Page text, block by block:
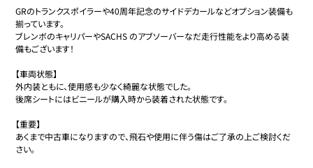
GRのトランクスポイラーや40周年記念のサイドデカールなどオプション装備も
揃っています。
ブレンボのキャリパーやSACHS のアブソーバーなだ走行性能をより高める装
備もございます！
【車両状態】
外内装ともに、使用感も少なく綺麗な状態でした。
後席シートにはビニールが購入時から装着された状態です。
【重要】
あくまで中古車になりますので、飛石や使用に伴う傷はご了承の上ご検討くだ
さい。